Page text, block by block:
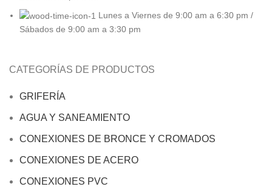
Lunes a Viernes de 9:00 am a 6:30 pm /
Sábados de 9:00 am a 3:30 pm
CATEGORÍAS DE PRODUCTOS
GRIFERÍA
AGUA Y SANEAMIENTO
CONEXIONES DE BRONCE Y CROMADOS
CONEXIONES DE ACERO
CONEXIONES PVC